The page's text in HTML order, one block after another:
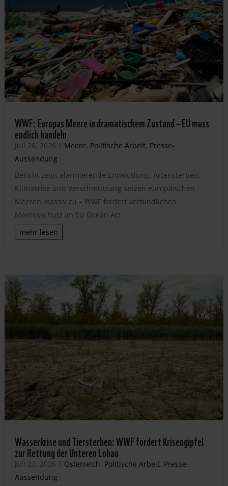
WWF: Europas Meere in dramatischem Zustand – EU muss
endlich handeln
Juli 28, 2026 | Meere, Politische Arbeit, Presse-
Aussendung
Bericht zeigt alarmierende Entwicklung: Artensterben,
Klimakrise und Verschmutzung setzen europäischen
Meeren massiv zu – WWF fordert verbindlichen
Meeresschutz im EU Ocean Act
mehr lesen
Wasserkrise und Tiersterben: WWF fordert Krisengipfel
zur Rettung der Unteren Lobau
Juli 27, 2026 | Österreich, Politische Arbeit, Presse-
Aussendung